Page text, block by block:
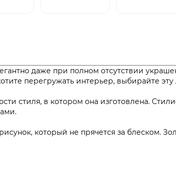
даже при полном отсутствии
перегружать интерьер, выбирайте
стиля, в котором она изготовлена.
который не прячется за блеском.